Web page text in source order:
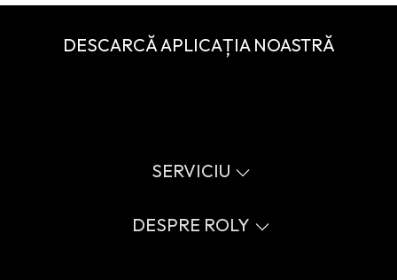
DESCARCĂ APLICAȚIA NOASTRĂ
SERVICIU
Ghid de mărimi
Glosar
DESPRE ROLY